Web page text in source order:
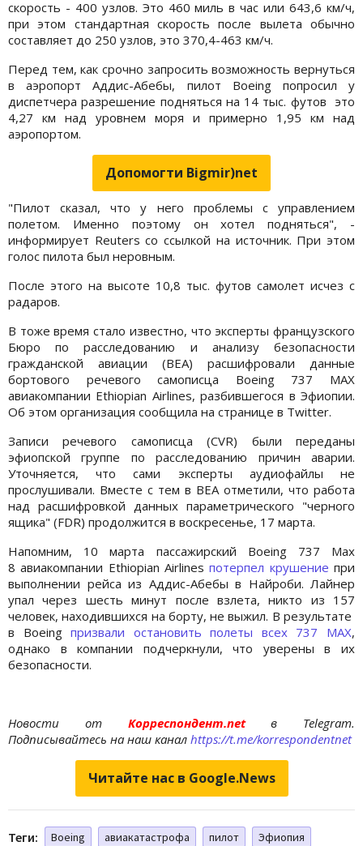
скорость - 400 узлов. Это 460 миль в час или 643,6 км/ч,
при этом стандартная скорость после вылета обычно
составляет до 250 узлов, это 370,4-463 км/ч.
Перед тем, как срочно запросить возможность вернуться
в аэропорт Аддис-Абебы, пилот Boeing попросил у
диспетчера разрешение подняться на 14 тыс. футов это
4,27 км над уровнем моря и примерно 1,95 км над
аэропортом.
Допомогти Bigmir)net
"Пилот сказал, что у него проблемы с управлением
полетом. Именно поэтому он хотел подняться", -
информирует Reuters со ссылкой на источник. При этом
голос пилота был неровным.
После этого на высоте 10,8 тыс. футов самолет исчез с
радаров.
В тоже время стало известно, что эксперты французского
Бюро по расследованию и анализу безопасности
гражданской авиации (BEA) расшифровали данные
бортового речевого самописца Boeing 737 MAX
авиакомпании Ethiopian Airlines, разбившегося в Эфиопии.
Об этом организация сообщила на странице в Twitter.
Записи речевого самописца (CVR) были переданы
эфиопской группе по расследованию причин аварии.
Уточняется, что сами эксперты аудиофайлы не
прослушивали. Вместе с тем в BEA отметили, что работа
над расшифровкой данных параметрического "черного
ящика" (FDR) продолжится в воскресенье, 17 марта.
Напомним, 10 марта пассажирский Boeing 737 Max
8 авиакомпании Ethiopian Airlinesпотерпел крушение при
выполнении рейса из Аддис-Абебы в Найроби. Лайнер
упал через шесть минут после взлета, никто из 157
человек, находившихся на борту, не выжил. В результате
в Boeingпризвали остановить полеты всех 737 MAX,
однако в компании подчеркнули, что уверены в их
безопасности.
Новости отКорреспондент.netв Telegram.
Подписывайтесь на наш канал https://t.me/korrespondentnet
Читайте нас в Google.News
Теги: Boeing авиакатастрофа пилот
Эфиопия